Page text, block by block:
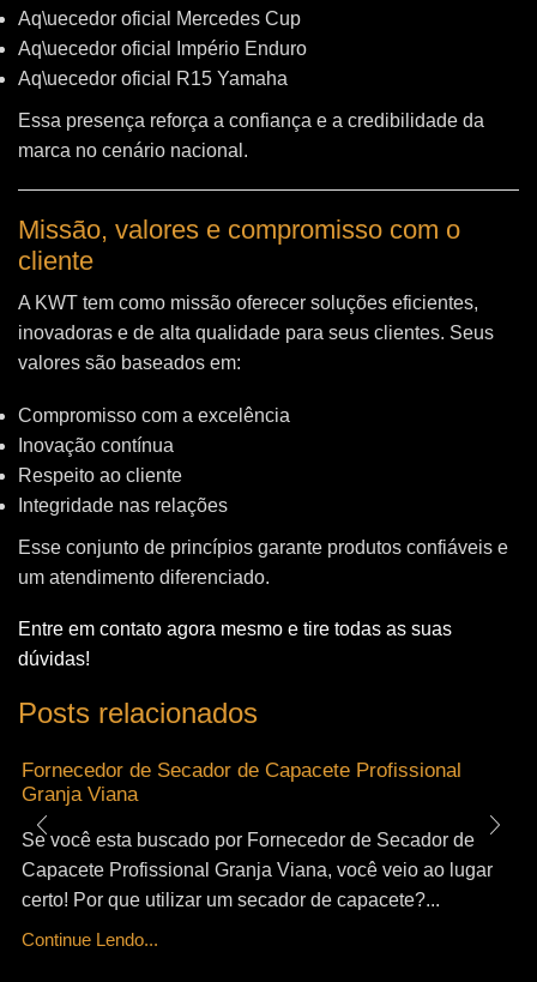
Aq\uecedor oficial Mercedes Cup
Aq\uecedor oficial Império Enduro
Aq\uecedor oficial R15 Yamaha
Essa presença reforça a confiança e a credibilidade da
marca no cenário nacional.
Missão, valores e compromisso com o
cliente
A KWT tem como missão oferecer soluções eficientes,
inovadoras e de alta qualidade para seus clientes. Seus
valores são baseados em:
Compromisso com a excelência
Inovação contínua
Respeito ao cliente
Integridade nas relações
Esse conjunto de princípios garante produtos confiáveis e
um atendimento diferenciado.
Entre em contato agora mesmo e tire todas as suas
dúvidas!
Posts relacionados
Fornecedor de Secador de Capacete Profissional
Granja Viana
Se você esta buscado por Fornecedor de Secador de
Capacete Profissional Granja Viana, você veio ao lugar
certo! Por que utilizar um secador de capacete?...
Continue Lendo...